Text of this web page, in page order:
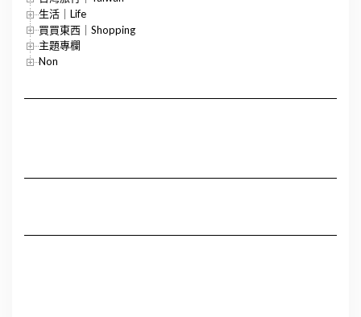
生活｜Life
買買東西｜Shopping
主題專欄
Non